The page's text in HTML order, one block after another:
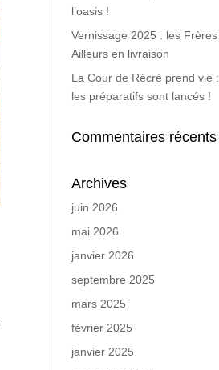
l’oasis !
Vernissage 2025 : les Frères
Ailleurs en livraison
La Cour de Récré prend vie :
les préparatifs sont lancés !
Commentaires récents
Archives
juin 2026
mai 2026
janvier 2026
septembre 2025
mars 2025
février 2025
janvier 2025